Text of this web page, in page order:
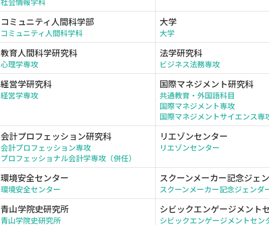
コミュニティ人間科学部
コミュニティ人間科学科
大学
大学
教育人間科学研究科
心理学専攻
法学研究科
ビジネス法務専攻
経営学研究科
経営学専攻
国際マネジメント研究科
共通教育・外国語科目
国際マネジメント専攻
国際マネジメントサイエンス専
会計プロフェッション研究科
会計プロフェッション専攻
プロフェッショナル会計学専攻（併任）
リエゾンセンター
リエゾンセンター
環境安全センター
環境安全センター
スクーンメーカー記念ジェ
スクーンメーカー記念ジェンダ
青山学院史研究所
青山学院史研究所
シビックエンゲージメント
シビックエンゲージメントセン